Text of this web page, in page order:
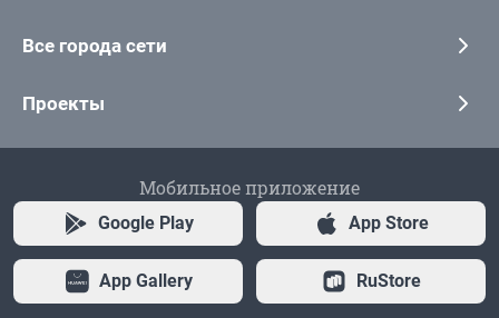
Все города сети
Проекты
Мобильное приложение
Google Play App Store
App Gallery RuStore